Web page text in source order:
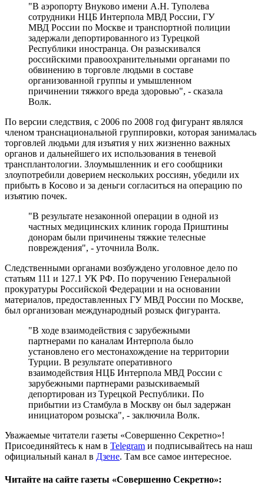
"В аэропорту Внуково имени А.Н. Туполева
сотрудники НЦБ Интерпола МВД России, ГУ
МВД России по Москве и транспортной полиции
задержали депортированного из Турецкой
Республики иностранца. Он разыскивался
российскими правоохранительными органами по
обвинению в торговле людьми в составе
организованной группы и умышленном
причинении тяжкого вреда здоровью", - сказала
Волк.
По версии следствия, с 2006 по 2008 год фигурант являлся
членом транснациональной группировки, которая занималась
торговлей людьми для изъятия у них жизненно важных
органов и дальнейшего их использования в теневой
трансплантологии. Злоумышленник и его сообщники
злоупотребили доверием нескольких россиян, убедили их
прибыть в Косово и за деньги согласиться на операцию по
изъятию почек.
"В результате незаконной операции в одной из
частных медицинских клиник города Приштины
донорам были причинены тяжкие телесные
повреждения", - уточнила Волк.
Следственными органами возбуждено уголовное дело по
статьям 111 и 127.1 УК РФ. По поручению Генеральной
прокуратуры Российской Федерации и на основании
материалов, предоставленных ГУ МВД России по Москве,
был организован международный розыск фигуранта.
"В ходе взаимодействия с зарубежными
партнерами по каналам Интерпола было
установлено его местонахождение на территории
Турции. В результате оперативного
взаимодействия НЦБ Интерпола МВД России с
зарубежными партнерами разыскиваемый
депортирован из Турецкой Республики. По
прибытии из Стамбула в Москву он был задержан
инициатором розыска", - заключила Волк.
Уважаемые читатели газеты «Совершенно Секретно»!
Присоединяйтесь к нам в Telegram и подписывайтесь на наш
официальный канал в Дзене. Там все самое интересное.
Читайте на сайте газеты «Совершенно Секретно»: